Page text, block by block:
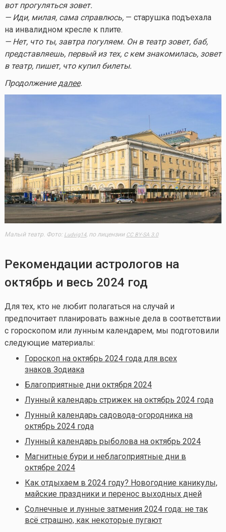
вот прогуляться зовет.
— Иди, милая, сама справлюсь,— старушка подъехала
на инвалидном кресле к плите.
— Нет, что ты, завтра погуляем. Он в театр зовет, баб,
представляешь, первый из тех, с кем знакомилась, зовет
в театр, пишет, что купил билеты.
Продолжениедалее.
Малый театр. Фото: Ludvig14, по лицензии CC BY-SA 3.0
Рекомендации астрологов на
октябрь и весь 2024 год
Для тех, кто не любит полагаться на случай и
предпочитает планировать важные дела в соответствии
с гороскопом или лунным календарем, мы подготовили
следующие материалы:
Гороскоп на октябрь 2024 года для всех
знаков Зодиака
Благоприятные дни октября 2024
Лунный календарь стрижек на октябрь 2024 года
Лунный календарь садовода-огородника на
октябрь 2024 года
Лунный календарь рыболова на октябрь 2024
Магнитные бури и неблагоприятные дни в
октябре 2024
Как отдыхаем в 2024 году? Новогодние каникулы,
майские праздники и перенос выходных дней
Солнечные и лунные затмения 2024 года: не так
всё страшно, как некоторые пугают